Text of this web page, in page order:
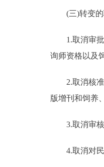
(三)转变的
1.取消审批
询师资格以及
2.取消核准
版增刊和饲养
3.取消审核
4.取消对民